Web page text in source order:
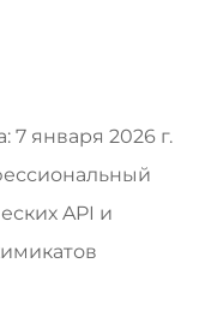
января 2026 г.
API и